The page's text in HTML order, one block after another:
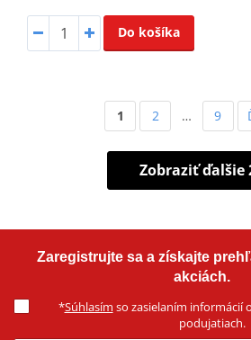
Do košíka
1 2 … 9
Zobraziť ďalšie
Zaregistrujte sa a získajte
akciách.
*Súhlasím so zasielaním informácií
podujatiach.